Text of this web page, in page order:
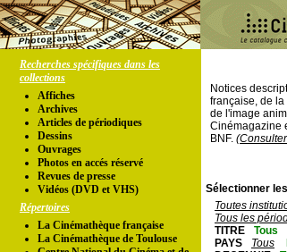
Recherches spécifiques dans les
collections
Affiches
Archives
Articles de périodiques
Dessins
Ouvrages
Photos en accés réservé
Revues de presse
Vidéos (DVD et VHS)
Répertoires
La Cinémathèque française
La Cinémathèque de Toulouse
Notices
française, de
de l'image
Cinémagazine
BNF.
Sélectionner
Toutes
Tous les
TITRE
Tous
PAYS
Tous